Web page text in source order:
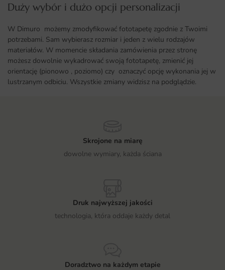
Duży wybór i dużo opcji personalizacji ​
W Dimuro możemy zmodyfikować fototapetę zgodnie z Twoimi
potrzebami. Sam wybierasz rozmiar i jeden z wielu rodzajów
materiałów. W momencie składania zamówienia przez stronę
możesz dowolnie wykadrować swoją fototapetę, zmienić jej
orientację (pionowo , poziomo) czy oznaczyć opcję wykonania jej w
lustrzanym odbiciu. Wszystkie zmiany widzisz na podglądzie.
Skrojone na miarę
dowolne wymiary, każda ściana
Druk najwyższej jakości
technologia, która oddaje każdy detal
Doradztwo na każdym etapie